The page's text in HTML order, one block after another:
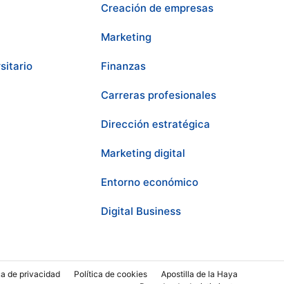
Creación de empresas
Marketing
Finanzas
Carreras profesionales
Dirección estratégica
Marketing digital
Entorno económico
Digital Business
de privacidad Política de cookies
Apostilla de la Haya